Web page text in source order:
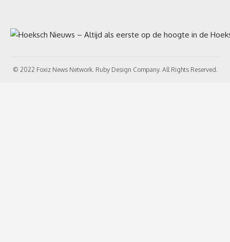
© 2022 Foxiz News Network. Ruby Design Company. All Rights Reserved.